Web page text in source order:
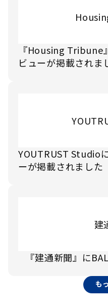
『Housing Tribune
ビューが掲載されま
YOUTRUST Studio
ーが掲載されました
建
『建通新聞』に
も